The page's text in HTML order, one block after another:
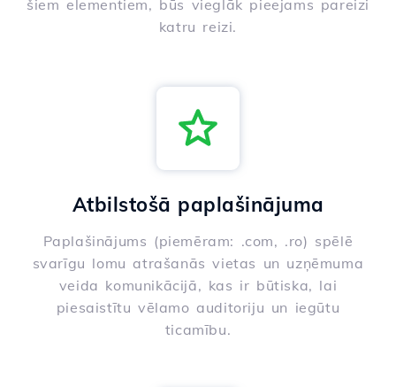
šiem elementiem, būs vieglāk pieejams pareizi
katru reizi.
Atbilstošā paplašinājuma
Paplašinājums (piemēram: .com, .ro) spēlē
svarīgu lomu atrašanās vietas un uzņēmuma
veida komunikācijā, kas ir būtiska, lai
piesaistītu vēlamo auditoriju un iegūtu
ticamību.